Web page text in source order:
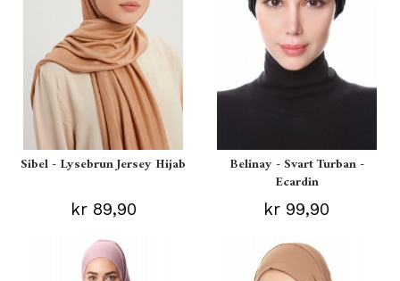
Sibel - Lysebrun Jersey Hijab
kr 89,90
Belinay - Svart Turban -
Ecardin
kr 99,90